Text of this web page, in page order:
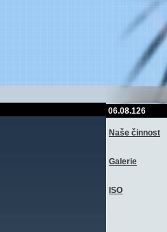
06.08.126
Naše činnost
Galerie
ISO